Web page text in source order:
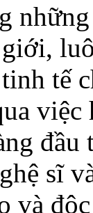
tế
sĩ
và